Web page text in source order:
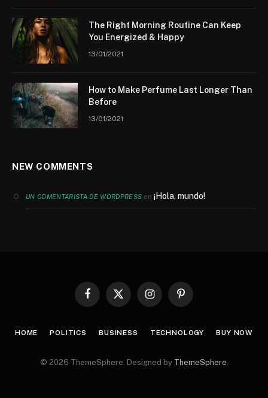
The Right Morning Routine Can Keep
You Energized & Happy
13/01/2021
How to Make Perfume Last Longer Than
Before
13/01/2021
NEW COMMENTS
UN COMENTARISTA DE WORDPRESS en¡Hola, mundo!
Facebook
X
InstagramPinterest
HOME POLITICS BUSINESS TECHNOLOGY BUY NOW
© 2026 ThemeSphere. Designed by ThemeSphere